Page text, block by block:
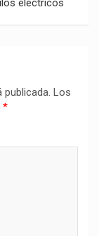
eléctricos
Los
*